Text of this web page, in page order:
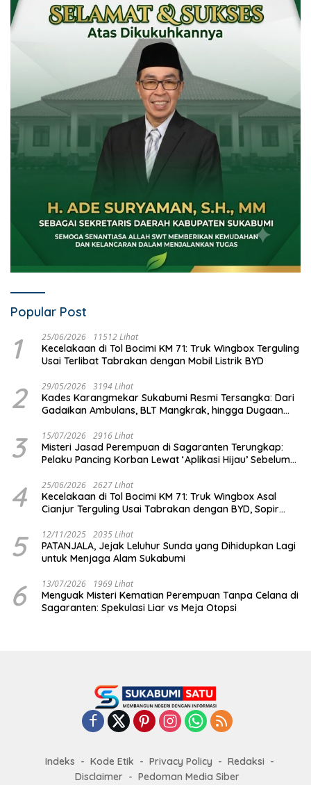
Popular Post
1 25/06/2026 11512 Lihat
Kecelakaan di Tol Bocimi KM 71: Truk Wingbox Terguling
Usai Terlibat Tabrakan dengan Mobil Listrik BYD
2 29/05/2026 3194 Lihat
Kades Karangmekar Sukabumi Resmi Tersangka: Dari
Gadaikan Ambulans, BLT Mangkrak, hingga Dugaan
3 15/07/2026 2916 Lihat
Misteri Jasad Perempuan di Sagaranten Terungkap:
Pelaku Pancing Korban Lewat ‘Aplikasi Hijau’ Sebelum
4 25/06/2026 2627 Lihat
Kecelakaan di Tol Bocimi KM 71: Truk Wingbox Asal
Cianjur Terguling Usai Tabrakan dengan BYD, Sopir
5 12/11/2025 2035 Lihat
PATANJALA, Jejak Leluhur Sunda yang Dihidupkan Lagi
untuk Menjaga Alam Sukabumi
6 13/07/2026 1969 Lihat
Menguak Misteri Kematian Perempuan Tanpa Celana di
Sagaranten: Spekulasi Liar vs Meja Otopsi
Indeks Kode Etik Privacy Policy
Redaksi
Disclaimer
Pedoman Media Siber